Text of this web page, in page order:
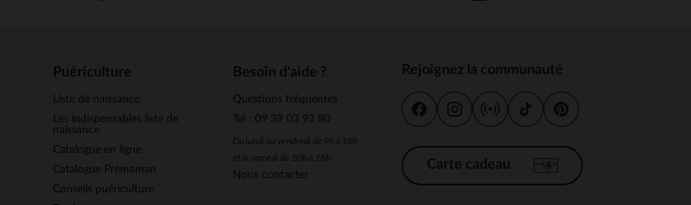
Puériculture
Liste de naissance
Les indispensables liste de
naissance
Catalogue en ligne
Catalogue Prémaman
Conseils puériculture
Besoin d'aide ?
Questions fréquentes
Tel : 09 39 03 93 80
Du lundi au vendredi de 9h à 18h
et le samedi de 10h à 18h
Nous contacter
Rejoignez la communauté
Carte cadeau